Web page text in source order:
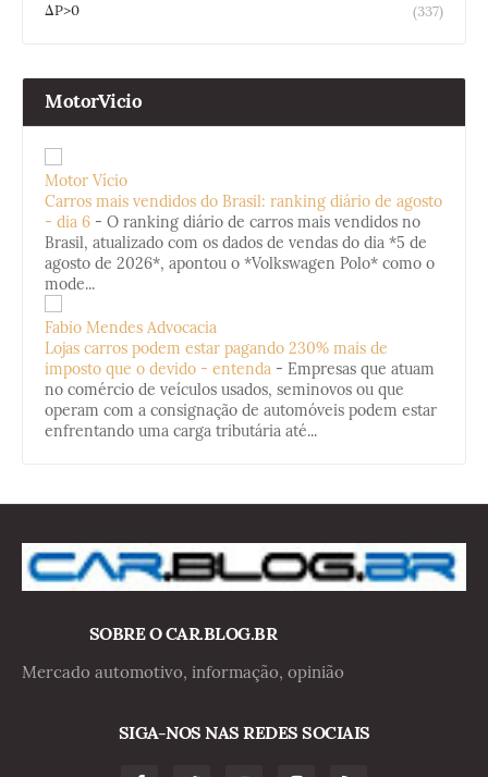
ΔP>0
(337)
MotorVicio
Motor Vício
Carros mais vendidos do Brasil: ranking diário de agosto
- dia 6 - O ranking diário de carros mais vendidos no
Brasil, atualizado com os dados de vendas do dia *5 de
agosto de 2026*, apontou o *Volkswagen Polo* como o
mode...
Fabio Mendes Advocacia
Lojas carros podem estar pagando 230% mais de
imposto que o devido - entenda - Empresas que atuam
no comércio de veículos usados, seminovos ou que
operam com a consignação de automóveis podem estar
enfrentando uma carga tributária até...
SOBRE O CAR.BLOG.BR
Mercado automotivo, informação, opinião
SIGA-NOS NAS REDES SOCIAIS